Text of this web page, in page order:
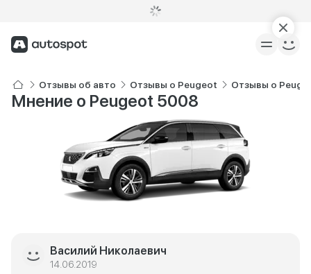
Отзывы об авто Отзывы о Peugeot Отзывы о
Мнение о Peugeot 5008
Василий Николаевич
14.06.2019